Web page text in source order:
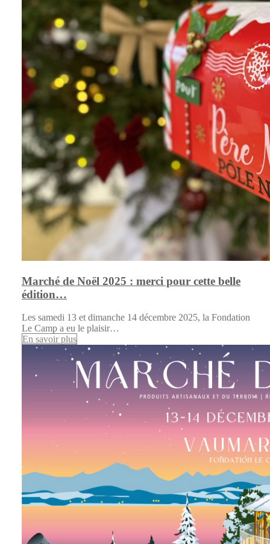
Marché de Noël 2025 : merci pour cette belle
édition…
Les samedi 13 et dimanche 14 décembre 2025, la Fondation
Le Camp a eu le plaisir…
En savoir plus